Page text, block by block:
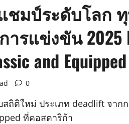
ชมป์ระดับโลก
ารแข่งขัน 2025
and
0
ถิติใหม่ ประเภท deadlift จาก
ที่คอสตาริก้า